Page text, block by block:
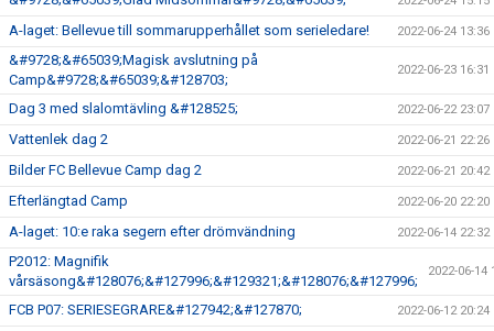
A-laget: Bellevue till sommarupperhållet som serieledare! 2022-06-24 13:36
&#9728;&#65039;Magisk avslutning på
Camp&#9728;&#65039;&#128703;
2022-06-23 16:31
Dag 3 med slalomtävling &#128525; 2022-06-22 23:07
Vattenlek dag 2 2022-06-21 22:26
Bilder FC Bellevue Camp dag 2 2022-06-21 20:42
Efterlängtad Camp 2022-06-20 22:20
A-laget: 10:e raka segern efter drömvändning 2022-06-14 22:32
P2012: Magnifik
vårsäsong&#128076;&#127996;&#129321;&#128076;&#127996;
2022-06-14
FCB P07: SERIESEGRARE&#127942;&#127870; 2022-06-12 20:24